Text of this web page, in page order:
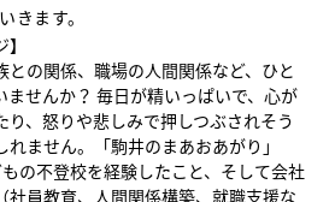
きます。
との関係、職場の人間関係など、ひと
ませんか？ 毎日が精いっぱいで、心が
、怒りや悲しみで押しつぶされそう
ません。「駒井のまあおあがり」
の不登校を経験したこと、そして会社
社員教育、人間関係構築、就職支援な